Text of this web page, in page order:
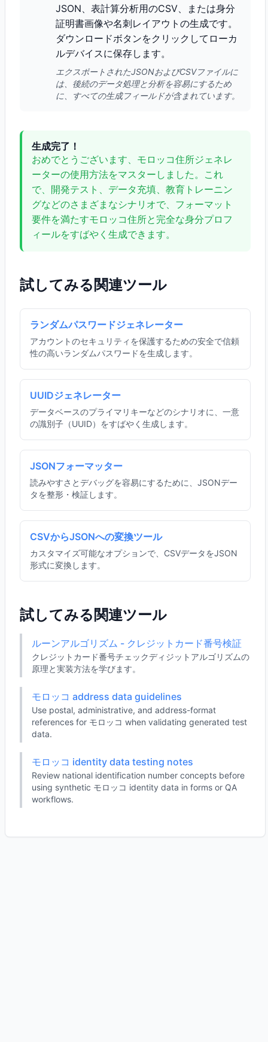
JSON、表計算分析用のCSV、または身分
証明書画像や名刺レイアウトの生成です。
ダウンロードボタンをクリックしてローカ
ルデバイスに保存します。
エクスポートされたJSONおよびCSVファイルに
は、後続のデータ処理と分析を容易にするため
に、すべての生成フィールドが含まれています。
生成完了！
おめでとうございます、モロッコ住所ジェネレ
ーターの使用方法をマスターしました。これ
で、開発テスト、データ充填、教育トレーニン
グなどのさまざまなシナリオで、フォーマット
要件を満たすモロッコ住所と完全な身分プロフ
ィールをすばやく生成できます。
試してみる関連ツール
ランダムパスワードジェネレーター
アカウントのセキュリティを保護するための安全で信頼
性の高いランダムパスワードを生成します。
UUIDジェネレーター
データベースのプライマリキーなどのシナリオに、一意
の識別子（UUID）をすばやく生成します。
JSONフォーマッター
読みやすさとデバッグを容易にするために、JSONデー
タを整形・検証します。
CSVからJSONへの変換ツール
カスタマイズ可能なオプションで、CSVデータをJSON
形式に変換します。
試してみる関連ツール
ルーンアルゴリズム - クレジットカード番号検証
クレジットカード番号チェックディジットアルゴリズムの
原理と実装方法を学びます。
モロッコ address data guidelines
Use postal, administrative, and address-format
references for モロッコ when validating generated test
data.
モロッコ identity data testing notes
Review national identification number concepts before
using synthetic モロッコ identity data in forms or QA
workflows.